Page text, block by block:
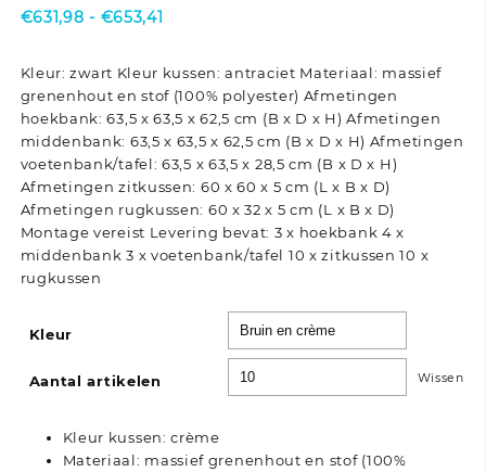
€631,98 - €653,41
€653,41
Kleur: zwart Kleur kussen: antraciet Materiaal: massief
grenenhout en stof (100% polyester) Afmetingen
hoekbank: 63,5 x 63,5 x 62,5 cm (B x D x H) Afmetingen
middenbank: 63,5 x 63,5 x 62,5 cm (B x D x H) Afmetingen
voetenbank/tafel: 63,5 x 63,5 x 28,5 cm (B x D x H)
Afmetingen zitkussen: 60 x 60 x 5 cm (L x B x D)
Afmetingen rugkussen: 60 x 32 x 5 cm (L x B x D)
Montage vereist Levering bevat: 3 x hoekbank 4 x
middenbank 3 x voetenbank/tafel 10 x zitkussen 10 x
rugkussen
Kleur
Aantal artikelen Wissen
Kleur kussen: crème
Materiaal: massief grenenhout en stof (100%